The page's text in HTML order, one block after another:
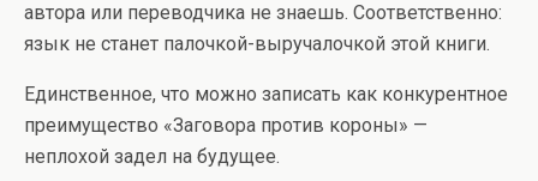
автора или переводчика не знаешь. Соответственно:
язык не станет палочкой-выручалочкой этой книги.
Единственное, что можно записать как конкурентное
преимущество «Заговора против короны» —
неплохой задел на будущее.